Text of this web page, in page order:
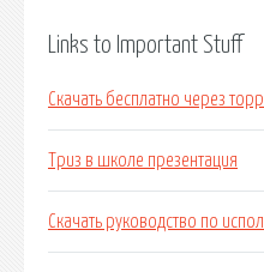
Links to Important Stuff
Скачать бесплатно через
Триз в школе презентация
Скачать руководство по